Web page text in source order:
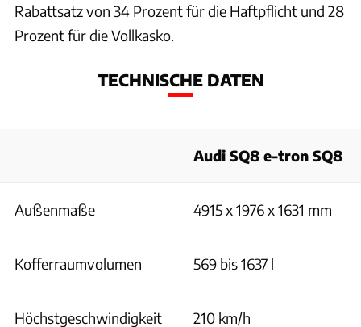
Rabattsatz von 34 Prozent für die Haftpflicht und 28
Prozent für die Vollkasko.
TECHNISCHE DATEN
Audi SQ8 e-tron SQ8
Außenmaße 4915 x 1976 x 1631 mm
Kofferraumvolumen 569 bis 1637 l
Höchstgeschwindigkeit 210 km/h